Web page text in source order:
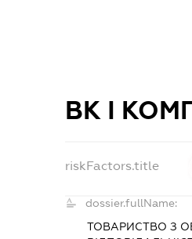
ВК І
riskFactors.title
dossier.fullName:
ТОВАРИСТВО З